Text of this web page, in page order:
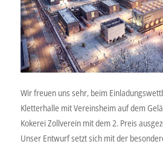
Wir freuen uns sehr, beim
Kletterhalle mit Vereinsheim auf dem
Kokerei Zollverein mit dem 2. Preis
Unser Entwurf setzt sich mit der